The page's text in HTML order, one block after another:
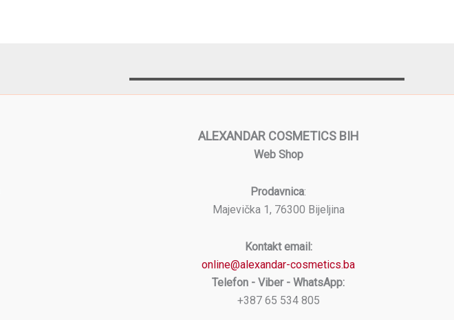
ALEXANDAR COSMETICS BIH
Web Shop
Prodavnica:
Majevička 1, 76300 Bijeljina
Kontakt email:
online@alexandar-cosmetics.ba
Telefon - Viber - WhatsApp:
+387 65 534 805